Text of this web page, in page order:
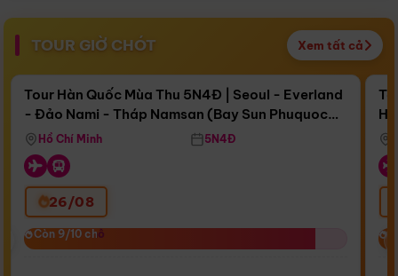
TOUR GIỜ CHÓT Xem tất cả
Còn15 ngày 20:39:18
Bay Sun Phuquoc Airways
Điểm nổi bật
Tour Hàn Quốc Mùa Thu 5N4Đ | Seoul - Everland
- Đảo Nami - Tháp Namsan (Bay Sun Phuquoc
Airways)
Hồ Chí Minh 5N4Đ
26/08
Còn 9/10 chỗ
Còn 9/10 chỗ